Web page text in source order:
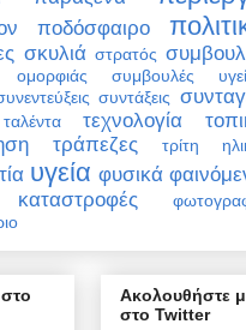
ποδόσφαιρο
σκυλιά στρατός
ομορφιάς
συμβουλές
συντάξεις
ταλέντα τεχνολογία
τράπεζες τρίτη
υγεία φυσικά
Ακολουθήστε
στο Twitter